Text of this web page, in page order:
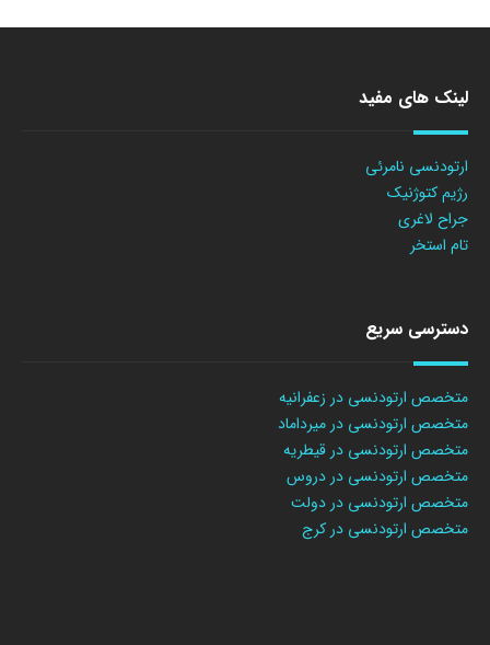
لینک های مفید
ارتودنسی نامرئی
رژیم کتوژنیک
جراح لاغری
تام استخر
دسترسی سریع
متخصص ارتودنسی در زعفرانیه
متخصص ارتودنسی در میرداماد
متخصص ارتودنسی در قیطریه
متخصص ارتودنسی در دروس
متخصص ارتودنسی در دولت
متخصص ارتودنسی در کرج